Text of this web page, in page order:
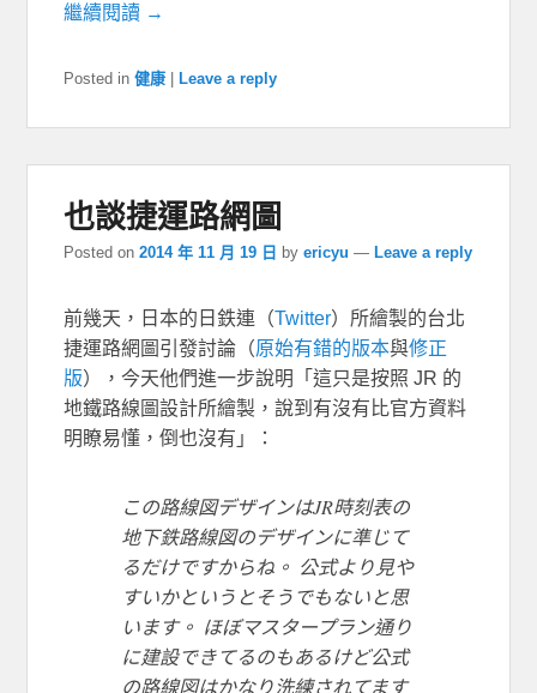
繼續閱讀 →
Posted in 健康 Leave a reply
也談捷運路網圖
Posted on2014 年 11 月 19 日 byericyu —Leave a reply
前幾天，日本的日鉄連（Twitter）所繪製的台北
捷運路網圖引發討論（原始有錯的版本與修正
版），今天他們進一步說明「這只是按照 JR 的
地鐵路線圖設計所繪製，說到有沒有比官方資料
明瞭易懂，倒也沒有」：
この路線図デザインはJR時刻表の
地下鉄路線図のデザインに準じて
るだけですからね。 公式より見や
すいかというとそうでもないと思
います。 ほぼマスタープラン通り
に建設できてるのもあるけど公式
の路線図はかなり洗練されてます